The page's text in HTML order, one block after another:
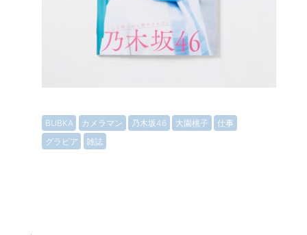
BUBKA カメラマン 乃木坂46 大園桃子
仕事
グラビア
雑誌